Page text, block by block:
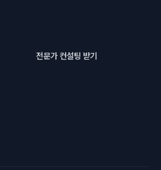
전문가 컨설팅 받기